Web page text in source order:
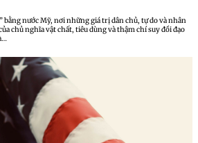
bằng nước Mỹ, nơi những giá trị dân chủ, tự do và nhân
chủ nghĩa vật chất, tiêu dùng và thậm chí suy đồi đạo